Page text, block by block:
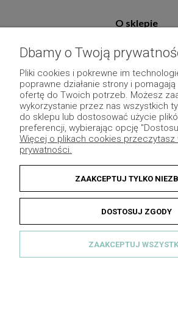
O sklepie
Płatność i dostawa
Moje konto
Pozostałe
Dbamy o Twoją
Pliki cookies i pokrewne im
poprawne działanie strony i
ofertę do Twoich potrzeb. Możesz
wykorzystanie przez nas wszystkich
do sklepu lub dostosować użycie
preferencji, wybierając opcję
Więcej o plikach cookies przeczytasz
prywatności.
ZAAKCEPTUJ TYLKO
DOSTOSUJ ZGODY
ZAAKCEPTUJ